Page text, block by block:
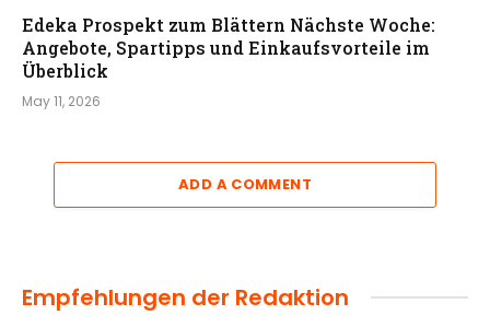
Edeka Prospekt zum Blättern Nächste Woche:
Angebote, Spartipps und Einkaufsvorteile im
Überblick
May 11, 2026
ADD A COMMENT
Empfehlungen der Redaktion